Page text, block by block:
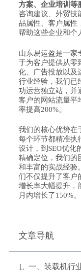
方案、企业培训等
咨询建议、外贸技
品属性、客户属性
帮助这些企业和个
山东易运盈是一家
于为客户提供从零
化、广告投放以及
行业经验，我们已
功运营独立站，并
客户的网站流量平
率提高200%。
我们的核心优势在
每个环节都精准执
设计，到SEO优化
精确定位，我们的
和丰富的实战经验
们不仅提升了客户
增长率大幅提升，
月内增长了150%。
文章导航
一、装载机行